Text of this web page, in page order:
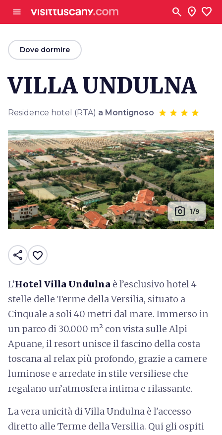
menu search location_on favorite
arrow_backDove dormire
VILLA UNDULNA
Residence hotel (RTA) a Montignoso
photo_camera 1/9
share favorite_border
L’Hotel Villa Undulna è l’esclusivo hotel 4
stelle delle Terme della Versilia, situato a
Cinquale a soli 40 metri dal mare. Immerso in
un parco di 30.000 m² con vista sulle Alpi
Apuane, il resort unisce il fascino della costa
toscana al relax più profondo, grazie a camere
luminose e arredate in stile versiliese che
regalano un’atmosfera intima e rilassante.
La vera unicità di Villa Undulna è l'accesso
diretto alle Terme della Versilia. Qui gli ospiti